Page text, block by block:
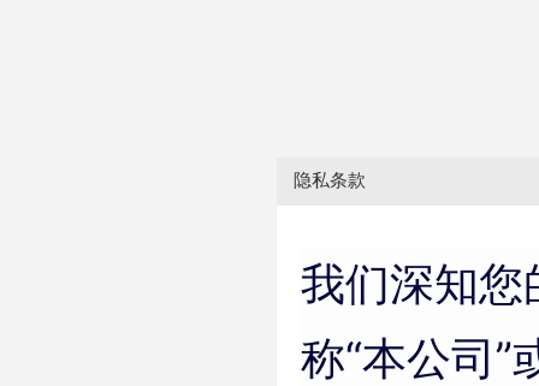
隐私条款
我们深知您
称“本公司”